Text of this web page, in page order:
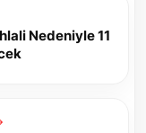
Nedeniyle 11